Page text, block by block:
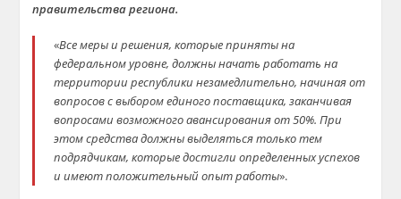
правительства региона.
«Все меры и решения, которые приняты на
федеральном уровне, должны начать работать на
территории республики незамедлительно, начиная от
вопросов с выбором единого поставщика, заканчивая
вопросами возможного авансирования от 50%. При
этом средства должны выделяться только тем
подрядчикам, которые достигли определенных успехов
и имеют положительный опыт работы».